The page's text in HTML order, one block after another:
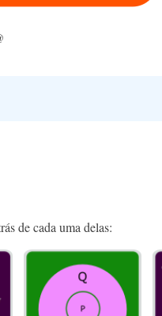
de cada uma delas: